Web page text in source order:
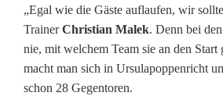
„Egal wie die Gäste auflaufen, wir
TrainerChristian Malek. Denn bei
nie, mit welchem Team sie an den Start
macht man sich in Ursulapoppenricht
schon 28 Gegentoren.